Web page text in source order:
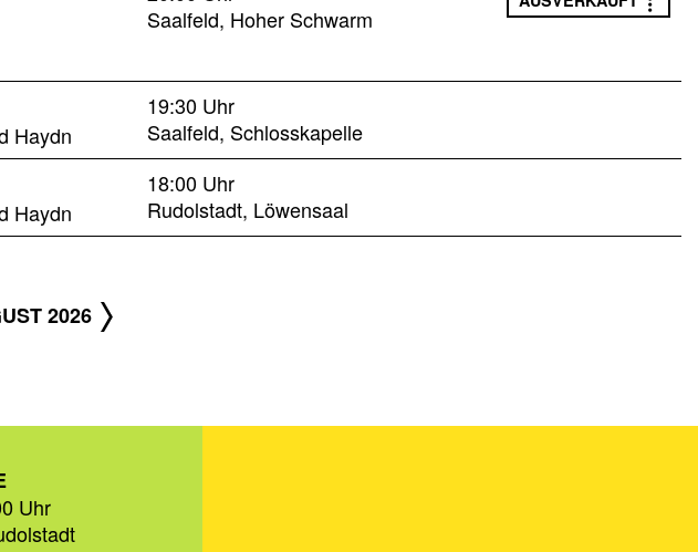
Saalfeld, Hoher Schwarm
Haydn
19:30 Uhr
Saalfeld, Schlosskapelle
Haydn
18:00 Uhr
Rudolstadt, Löwensaal
2026
Uhr